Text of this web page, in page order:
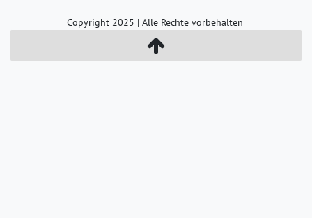
Copyright 2025 | Alle Rechte vorbehalten